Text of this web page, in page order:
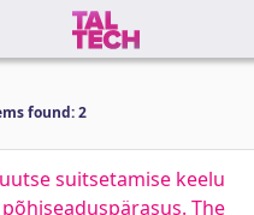
found: 2
suitsetamise keelu
The